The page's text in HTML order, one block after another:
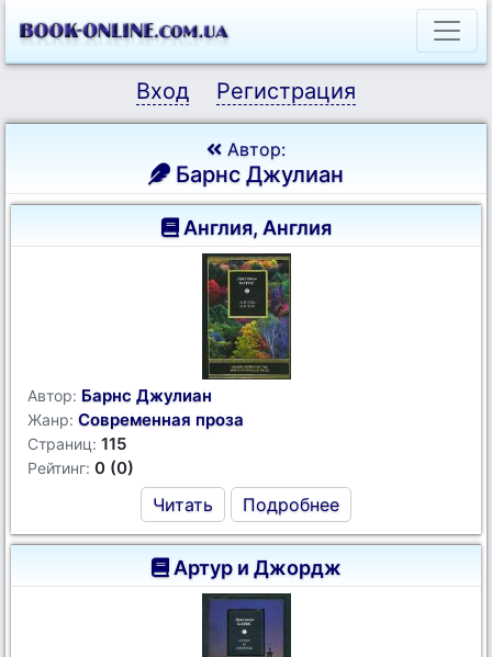
Вход Регистрация
Автор:
Барнс Джулиан
Англия, Англия
Автор: Барнс Джулиан
Жанр: Современная проза
Страниц: 115
Рейтинг: 0 (0)
Читать Подробнее
Артур и Джордж